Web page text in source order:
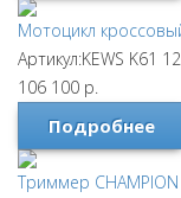
Мотоцикл
Артикул:KEWS K61
106 100 р.
Подробнее
Триммер